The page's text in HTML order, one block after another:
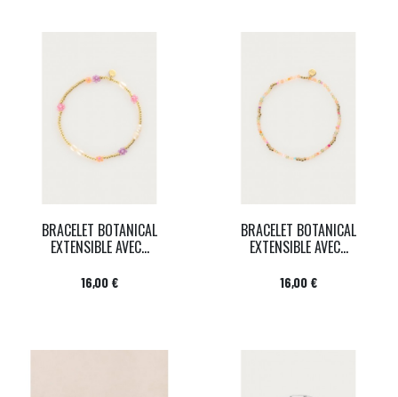
BRACELET BOTANICAL
EXTENSIBLE AVEC...
Prix
16,00 €
BRACELET BOTANICAL
EXTENSIBLE AVEC...
Prix
16,00 €